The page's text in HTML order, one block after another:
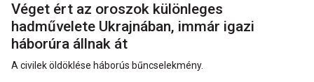
Véget ért az oroszok különleges
hadművelete Ukrajnában, immár igazi
háborúra állnak át
A civilek öldöklése háborús bűncselekmény.